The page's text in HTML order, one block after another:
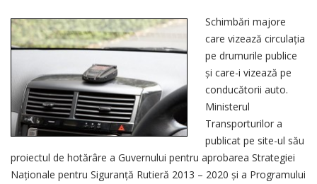
Schimbări majore
care vizează circulaţia
pe drumurile publice
şi care-i vizează pe
conducătorii auto.
Ministerul
Transporturilor a
publicat pe site-ul său
proiectul de hotărâre a Guvernului pentru aprobarea Strategiei
Naţionale pentru Siguranţă Rutieră 2013 – 2020 şi a Programului